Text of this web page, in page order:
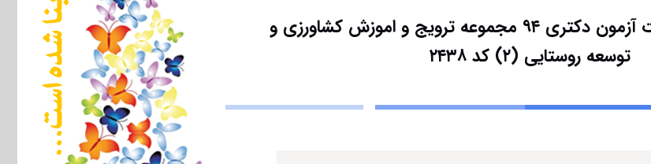
دانلود دفترچه سوالات آزمون دکتری ۹۴ مجموعه ترویج و اموزش کشاورزی و
توسعه روستایی (۲) کد ۲۴۳۸